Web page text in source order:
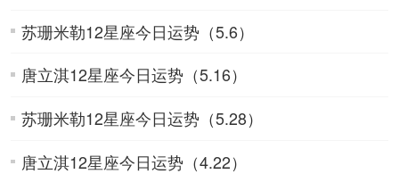
苏珊米勒12星座今日运势（5.6）
唐立淇12星座今日运势（5.16）
苏珊米勒12星座今日运势（5.28）
唐立淇12星座今日运势（4.22）